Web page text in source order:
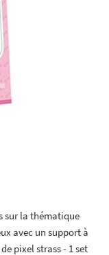
sur la thématique
avec un support à
pixel strass - 1 set